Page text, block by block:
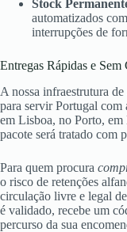
Stock
automatizados
interrupções de
Entregas Rápidas e
A nossa infraestrutura
para servir Portugal com
em Lisboa, no Porto, em
pacote será tratado com
Para quem procura
o risco de retenções
circulação livre e legal
é validado, recebe um
percurso da sua